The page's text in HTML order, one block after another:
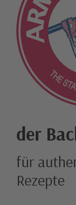
der
für
Rezepte